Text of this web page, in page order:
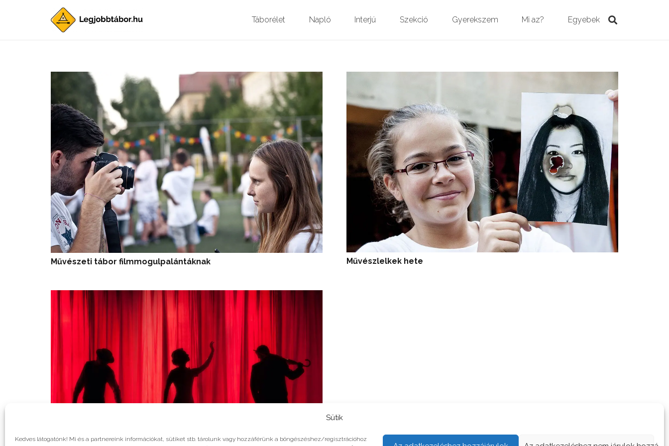
Sütik
Kedves látogatónk! Mi és a partnereink információkat, sütiket stb. tárolunk vagy hozzáférünk a böngészéshez/regisztrációhoz
Táborélet Napló Interjú Szekció Gyerekszem Mi az? Egyebek
Művészeti tábor filmmogulpalántáknak Művészlelkek hete